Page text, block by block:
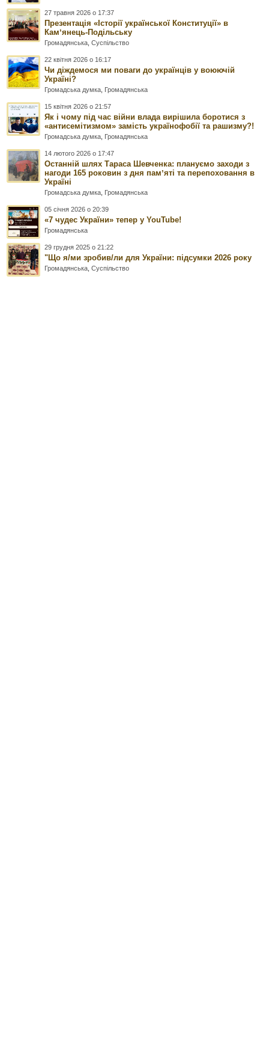
27 травня 2026 о 17:37
Презентація «Історії української Конституції» в
Камʼянець-Подільську
Громадянська ,Суспільство
22 квітня 2026 о 16:17
Чи діждемося ми поваги до українців у воюючій
Україні?
Громадська думка Громадянська
15 квітня 2026 о 21:57
Як і чому під час війни влада вирішила боротися з
«антисемітизмом» замість українофобії та рашизму?!
Громадська думка Громадянська
14 лютого 2026 о 17:47
Останній шлях Тараса Шевченка: плануємо заходи з
нагоди 165 роковин з дня памʼяті та перепоховання в
Україні
Громадська думка Громадянська
05 січня 2026 о 20:39
«7 чудес України» тепер у YouTube!
Громадянська
29 грудня 2025 о 21:22
"Що я/ми зробив/ли для України: підсумки 2026 року
Громадянська ,Суспільство